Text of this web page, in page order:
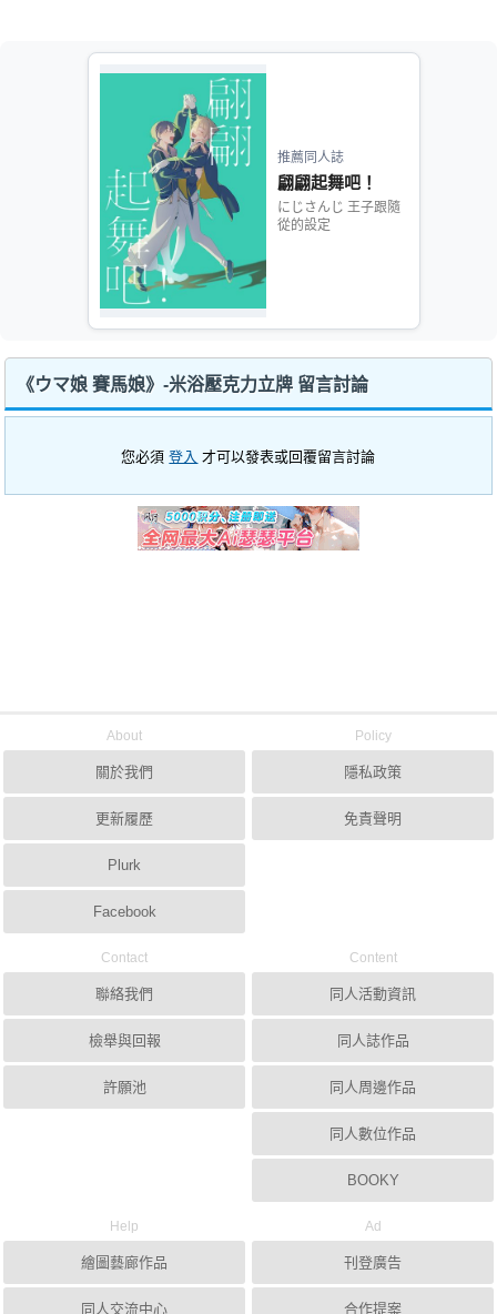
推薦同人誌
翩翩起舞吧！
にじさんじ 王子跟隨
從的設定
《ウマ娘 賽馬娘》-米浴壓克力立牌 留言討論
您必須登入 才可以發表或回覆留言討論
About
關於我們
更新履歷
Plurk
Facebook
Policy
隱私政策
免責聲明
Contact
聯絡我們
檢舉與回報
許願池
Content
同人活動資訊
同人誌作品
同人周邊作品
同人數位作品
BOOKY
Help
繪圖藝廊作品
同人交流中心
Ad
刊登廣告
合作提案